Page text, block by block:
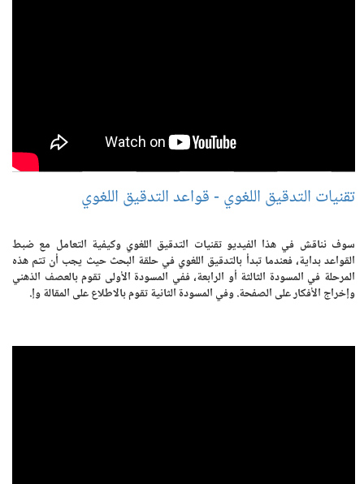
تقنيات التدقيق اللغوي - قواعد التدقيق اللغوي
سوف نناقش في هذا الفيديو تقنيات التدقيق اللغوي وكيفية التعامل مع ضبط
القواعد بداية، فعندما تبدأ بالتدقيق اللغوي في حلقة البحث حيث يجب أن تتم هذه
المرحلة في المسودة الثالثة أو الرابعة، ففي المسودة الأولى تقوم بالعصف الذهني
وإخراج الأفكار على الصفحة. وفي المسودة الثانية تقوم بالاطلاع على المقالة وإ.